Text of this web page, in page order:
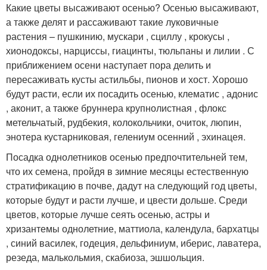
Какие цветы высаживают осенью? Осенью высаживают,
а также делят и рассаживают такие луковичные
растения – пушкинию, мускари , сциллу , крокусы ,
хионодоксы, нарциссы, гиацинты, тюльпаны и лилии . С
приближением осени наступает пора делить и
пересаживать кусты астильбы, пионов и хост. Хорошо
будут расти, если их посадить осенью, клематис , адонис
, аконит, а также бруннера крупнолистная , флокс
метельчатый, рудбекия, колокольчики, очиток, люпин,
энотера кустарниковая, гелениум осенний , эхинацея.
Посадка однолетников осенью предпочтительней тем,
что их семена, пройдя в зимние месяцы естественную
стратификацию в почве, дадут на следующий год цветы,
которые будут и расти лучше, и цвести дольше. Среди
цветов, которые лучше сеять осенью, астры и
хризантемы однолетние, маттиола, календула, бархатцы
, синий василек, годеция, дельфиниум, иберис, лаватера,
резеда, малькольмия, скабиоза, эшшольция.